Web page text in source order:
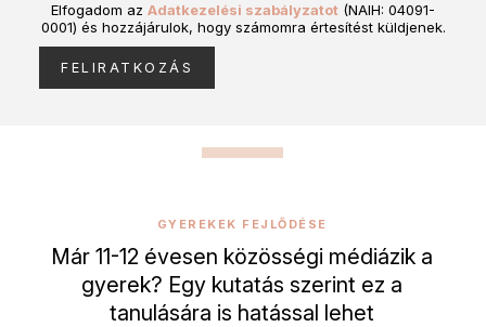
Elfogadom az Adatkezelési szabályzatot (NAIH: 04091-
0001) és hozzájárulok, hogy számomra értesítést küldjenek.
GYEREKEK FEJLŐDÉSE
Már 11-12 évesen közösségi médiázik a
gyerek? Egy kutatás szerint ez a
tanulására is hatással lehet